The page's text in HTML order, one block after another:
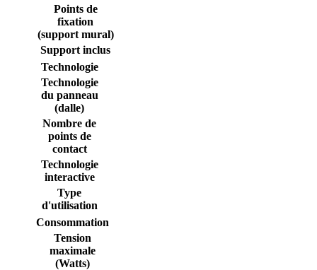
Points de
fixation
(support mural)
Support inclus
Technologie
Technologie
du panneau
(dalle)
Nombre de
points de
contact
Technologie
interactive
Type
d'utilisation
Consommation
Tension
maximale
(Watts)